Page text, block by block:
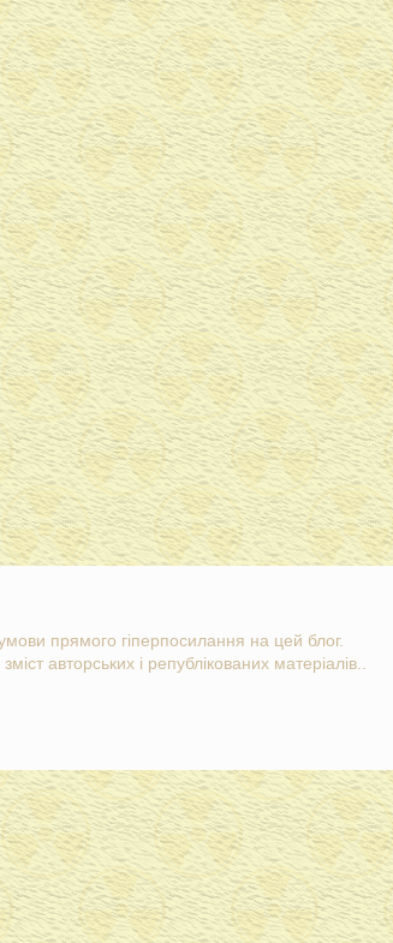
прямого гіперпосилання на цей блог.
авторських і републікованих матеріалів..